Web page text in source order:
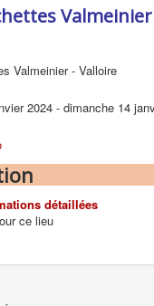
SPORTIVE
Valmeinier - Valloire
2024 - dimanche 14
détaillées
ce lieu